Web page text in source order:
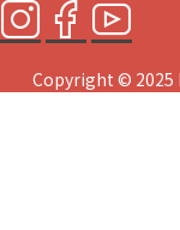
Copyright © 2025